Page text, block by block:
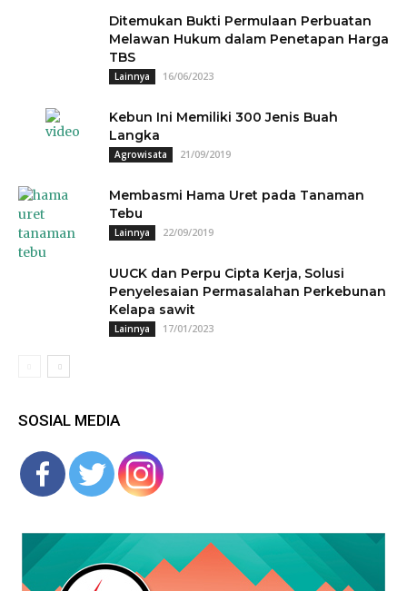
Ditemukan Bukti Permulaan Perbuatan
Melawan Hukum dalam Penetapan Harga
TBS
Lainnya 16/06/2023
Kebun Ini Memiliki 300 Jenis Buah
Langka
Agrowisata 21/09/2019
Membasmi Hama Uret pada Tanaman
Tebu
Lainnya 22/09/2019
UUCK dan Perpu Cipta Kerja, Solusi
Penyelesaian Permasalahan Perkebunan
Kelapa sawit
Lainnya 17/01/2023
SOSIAL MEDIA